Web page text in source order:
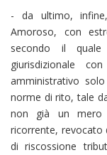
- da ultimo,
Amoroso, con
secondo il
giurisdizionale
amministrativo
norme di rito, tale
non già un mero
ricorrente, revocato
di riscossione